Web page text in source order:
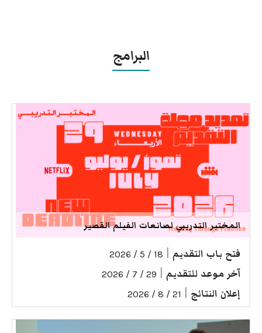
البرامج
المختبر التدريبي لصانعات الفيلم القصير
فتح باب التقديم 18 / 5 / 2026
آخر موعد للتقديم 29 / 7 / 2026
إعلان النتائج 21 / 8 / 2026